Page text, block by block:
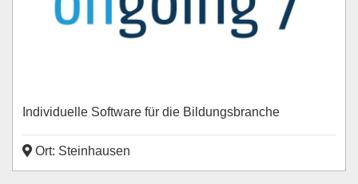
Individuelle Software für die Bildungsbranche
Ort: Steinhausen